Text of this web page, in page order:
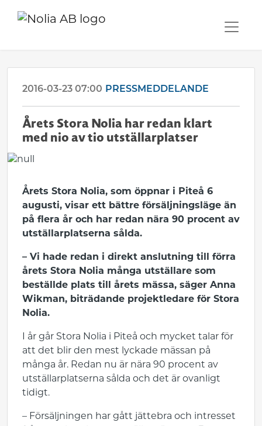
2016-03-23 07:00 PRESSMEDDELANDE
Årets Stora Nolia har redan klart
med nio av tio utställarplatser
Årets Stora Nolia, som öppnar i Piteå 6
augusti, visar ett bättre försäljningsläge än
på flera år och har redan nära 90 procent av
utställarplatserna sålda.
– Vi hade redan i direkt anslutning till förra
årets Stora Nolia många utställare som
beställde plats till årets mässa, säger Anna
Wikman, biträdande projektledare för Stora
Nolia.
I år går Stora Nolia i Piteå och mycket talar för
att det blir den mest lyckade mässan på
många år. Redan nu är nära 90 procent av
utställarplatserna sålda och det är ovanligt
tidigt.
– Försäljningen har gått jättebra och intresset